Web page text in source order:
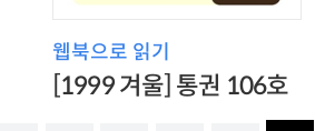
웹북으로 읽기
[1999 겨울] 통권 106호